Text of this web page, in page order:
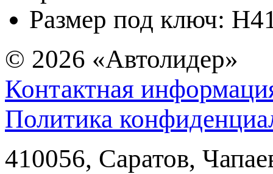
Размер под ключ:
© 2026 «Автолидер»
Контактная
Политика
410056, Саратов,